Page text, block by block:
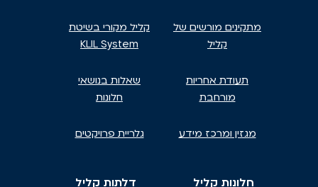
מתקינים מורשים של
קליל
קליל מקורי בשיטת
KLIL System
תעודת אחריות
מורחבת
שאלות בנושאי
חלונות
מגזין ומרכז מידע גלריית פרויקטים
חלונות קליל דלתות קליל